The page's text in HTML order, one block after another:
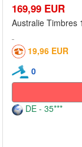
169,99 EUR
Australie Timbres
19,96 EUR
0
DE - 35***